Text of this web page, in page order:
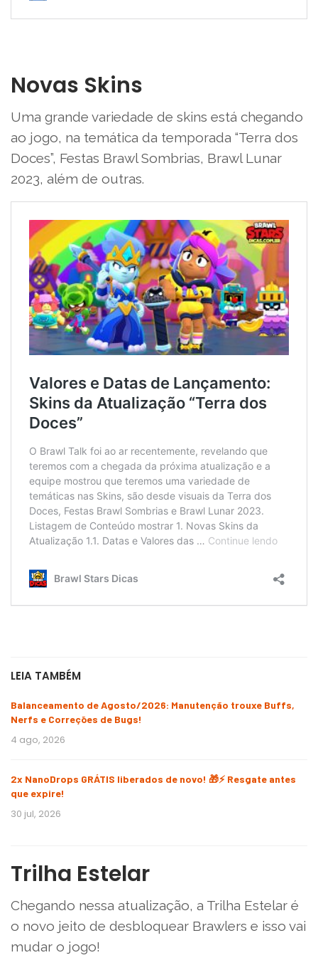
Novas Skins
Uma grande variedade de skins está chegando
ao jogo, na temática da temporada “Terra dos
Doces”, Festas Brawl Sombrias, Brawl Lunar
2023, além de outras.
LEIA TAMBÉM
Balanceamento de Agosto/2026: Manutenção trouxe Buffs,
Nerfs e Correções de Bugs!
4 ago, 2026
2x NanoDrops GRÁTIS liberados de novo! 🎁⚡ Resgate antes
que expire!
30 jul, 2026
Trilha Estelar
Chegando nessa atualização, a Trilha Estelar é
o novo jeito de desbloquear Brawlers e isso vai
mudar o jogo!